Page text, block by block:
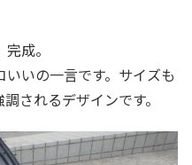
成。
いの一言です。サイズも
されるデザインです。